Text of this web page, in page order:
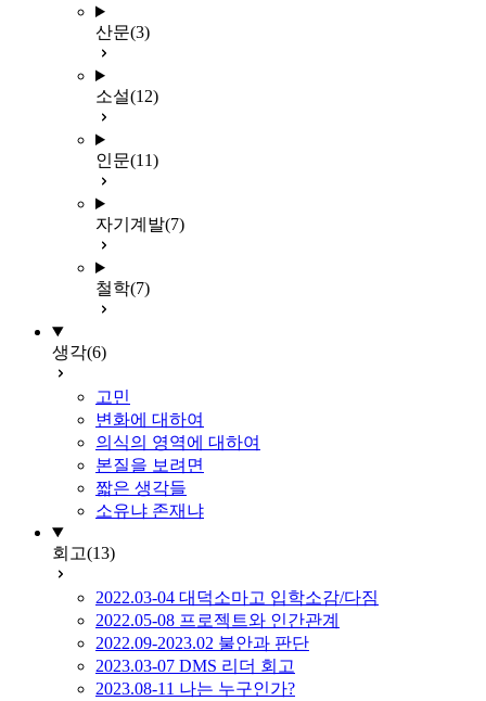
산문(3)
소설(12)
인문(11)
자기계발(7)
철학(7)
생각(6)
고민
변화에 대하여
의식의 영역에 대하여
본질을 보려면
짧은 생각들
소유냐 존재냐
회고(13)
2022.03-04 대덕소마고 입학소감/다짐
2022.05-08 프로젝트와 인간관계
2022.09-2023.02 불안과 판단
2023.03-07 DMS 리더 회고
2023.08-11 나는 누구인가?